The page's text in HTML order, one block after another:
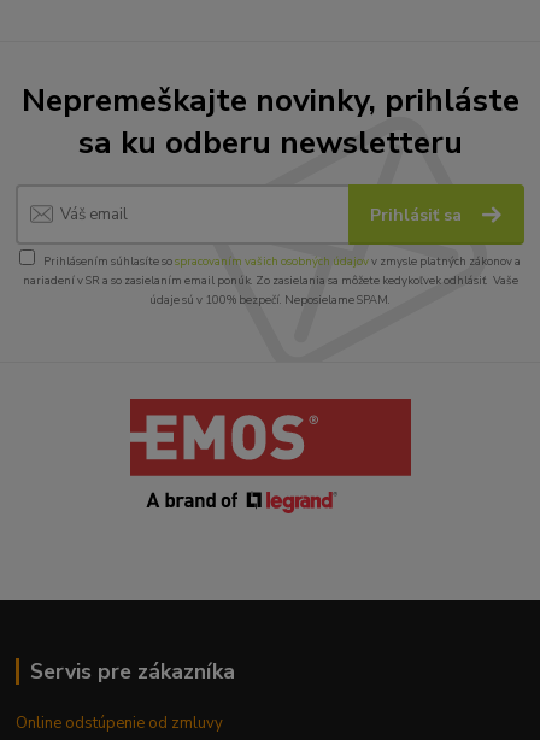
Nepremeškajte novinky, prihláste
sa ku odberu newsletteru
Prihlásiť sa
Prihlásením súhlasíte sospracovaním vašich osobných údajovv zmysle platných zákonov a
nariadení v SR a so zasielaním email ponúk. Zo zasielania sa môžete kedykoľvek odhlásiť. Vaše
údaje sú v 100% bezpečí. Neposielame SPAM.
Servis pre zákazníka
Online odstúpenie od zmluvy